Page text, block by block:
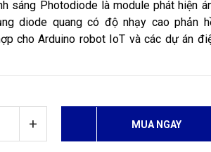
sáng Photodiode là module phát hiện
diode quang có độ nhạy cao phản
cho Arduino robot IoT và các dự án
+ MUA NGAY